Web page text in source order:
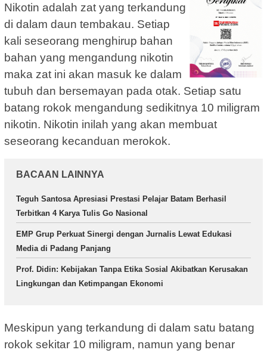
Nikotin adalah zat yang terkandung
di dalam daun tembakau. Setiap
kali seseorang menghirup bahan
bahan yang mengandung nikotin
maka zat ini akan masuk ke dalam
tubuh dan bersemayan pada otak. Setiap satu
batang rokok mengandung sedikitnya 10 miligram
nikotin. Nikotin inilah yang akan membuat
seseorang kecanduan merokok.
BACAAN LAINNYA
Teguh Santosa Apresiasi Prestasi Pelajar Batam Berhasil
Terbitkan 4 Karya Tulis Go Nasional
EMP Grup Perkuat Sinergi dengan Jurnalis Lewat Edukasi
Media di Padang Panjang
Prof. Didin: Kebijakan Tanpa Etika Sosial Akibatkan Kerusakan
Lingkungan dan Ketimpangan Ekonomi
Meskipun yang terkandung di dalam satu batang
rokok sekitar 10 miligram, namun yang benar